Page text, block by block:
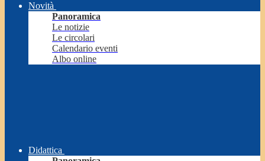
Novità
Panoramica
Le notizie
Le circolari
Calendario eventi
Albo online
Didattica